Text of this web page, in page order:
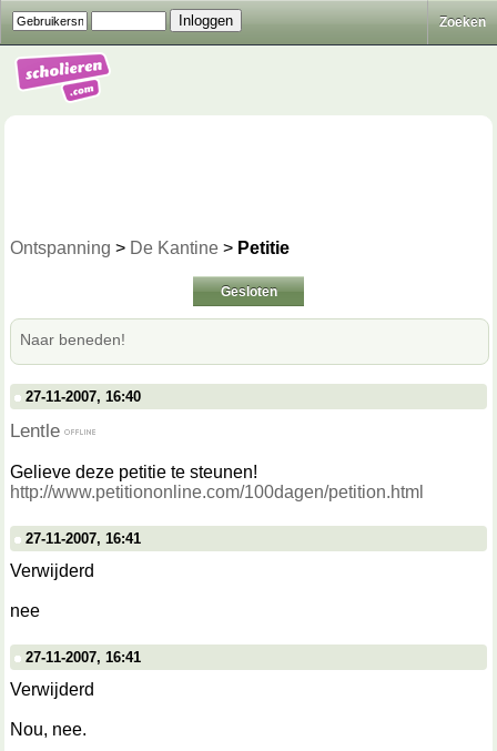
Zoeken
Ontspanning > De Kantine > Petitie
Gesloten
Naar beneden!
27-11-2007, 16:40
Lentle
Gelieve deze petitie te steunen!
http://www.petitiononline.com/100dagen/petition.html
27-11-2007, 16:41
Verwijderd
nee
27-11-2007, 16:41
Verwijderd
Nou, nee.